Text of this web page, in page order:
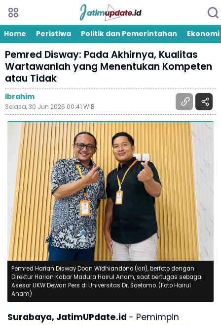
Home Peristiwa Politik dan Pemerintahan Ekonomi
Pemred Disway: Pada Akhirnya, Kualitas
Wartawanlah yang Menentukan Kompeten
atau Tidak
Ibrahim
Selasa, 30 Jun 2026 00:41 WIB
Pemred Harian Disway Doan Widhiandono (kiri), berfoto dengan
Direktur Harian Kabar Madura Hairul Anam, saat bertugas sebagai
Asesor UKW Dewan Pers di Universitas Dr. Soetomo. (Foto Hairul
Anam)
Surabaya, JatimUPdate.id - Pemimpin